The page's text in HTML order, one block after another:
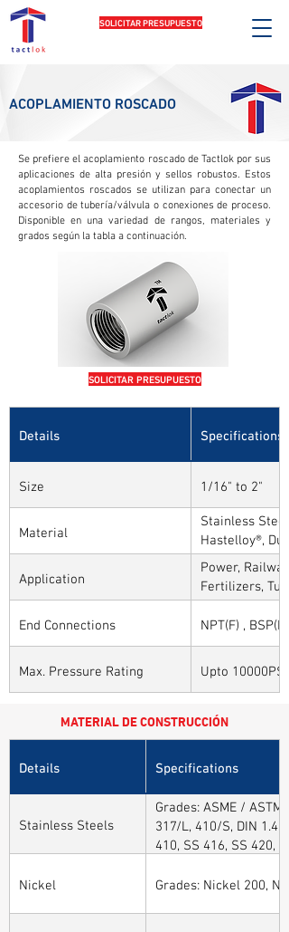
SOLICITAR PRESUPUESTO
ACOPLAMIENTO ROSCADO
Se prefiere el acoplamiento roscado de Tactlok por sus
aplicaciones de alta presión y sellos robustos. Estos
acoplamientos roscados se utilizan para conectar un
accesorio de tubería/válvula o conexiones de proceso.
Disponible en una variedad de rangos, materiales y
grados según la tabla a continuación.
SOLICITAR PRESUPUESTO
Details Specifications
Size 1/16" to 2"
Material
Stainless
Hastelloy®,
Alloys
Application
Power,
Fertilizers,
Sytems, Paper
End Connections
NPT(F) ,
Max. Pressure Rating Upto 10000PSI
MATERIAL DE CONSTRUCCIÓN
Details Specifications
Stainless Steels
Grades: ASME /
317/L, 410/S, DIN
410, SS 416, SS 420,
Nickel
Grades: Nickel 200,